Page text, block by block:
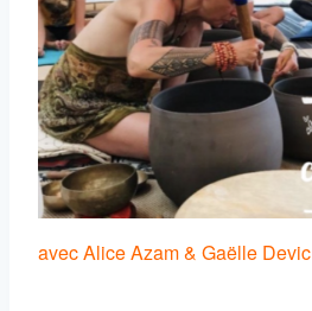
avec Alice Azam & Gaëlle Devic